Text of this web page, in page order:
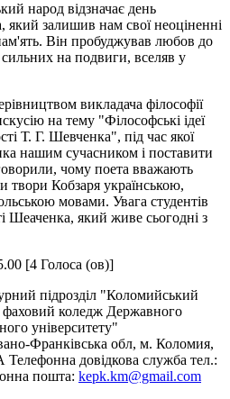
народ відзначає день
залишив нам свої неоціненні
Він пробуджував любов до
на подвиги, вселяв у
викладача філософії
на тему "Філософські ідеї
Т. Г. Шевченка", під час якої
нашим сучасником і поставити
чому поета вважають
твори Кобзаря українською,
мовами. Увага студентів
Шеаченка, який живе сьогодні з
[4 Голоса (ов)]
підрозділ "Коломийський
фаховий коледж Державного
університету"
Франківська обл, м. Коломия,
довідкова служба тел.:
пошта: kepk.km@gmail.com